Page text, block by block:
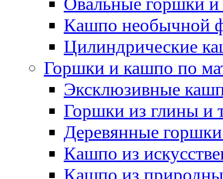
Кашпо необычной
Цилиндрические
Горшки и кашпо по
Эксклюзивные
Горшки из глины и
Деревянные
Кашпо из
Кашпо из